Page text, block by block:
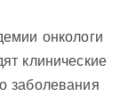
онкологи
клинические
заболевания